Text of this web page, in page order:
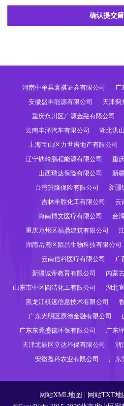
确认提交
河南中牟县寰祺证券有限公司
广
安徽盛丰能源有限公司
天津蓟
重庆永川区广源金融有限公司
云南丰泽汽车有限公司
湖北洪
上海宝山区力世房地产有限公司
辽宁铁岭鹏程能源有限公司
重
山西瑞达保险有限公司
新
台湾升隆保险有限公司
新疆
吉林丰胜化工有限公司
云
海南博文医疗有限公司
台
重庆万州区福鼎建筑有限公司
湖南岳麓区陌昌生物科技有限公司
云南信科医疗有限公司
广
新疆诚帝教育有限公司
内蒙
山东市中区圆洁化工有限公司
湖北
黑龙江棋远信息技术有限公司
广东光明区辰德金融有限公司
广东东莞盛德环保有限公司
广东
天津北辰区立达环保有限公司
浙
安徽盈科农业有限公司
广东
网站XML地图 网站TXT地